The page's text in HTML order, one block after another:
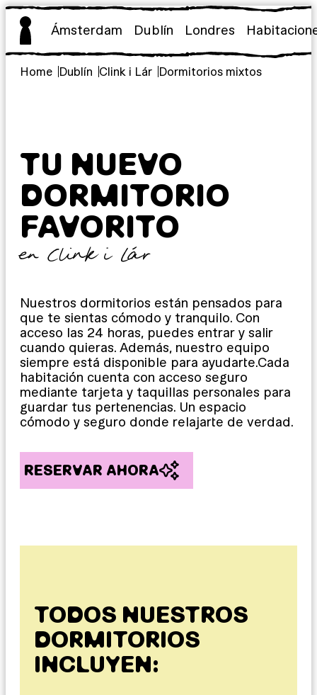
Saltar
contenido
Ámsterdam Dublín Londres
Home Dublín Clink i Lár Dormitorios mixtos
TU NUEVO
DORMITORIO
FAVORITO
en Clink i Lár
Nuestros dormitorios están pensados para
que te sientas cómodo y tranquilo. Con
acceso las 24 horas, puedes entrar y salir
cuando quieras. Además, nuestro equipo
siempre está disponible para ayudarte.Cada
habitación cuenta con acceso seguro
mediante tarjeta y taquillas personales para
guardar tus pertenencias. Un espacio
cómodo y seguro donde relajarte de verdad.
RESERVAR AHORA
TODOS NUESTROS
DORMITORIOS
INCLUYEN: